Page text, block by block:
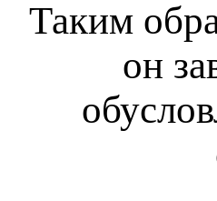
Таким
он